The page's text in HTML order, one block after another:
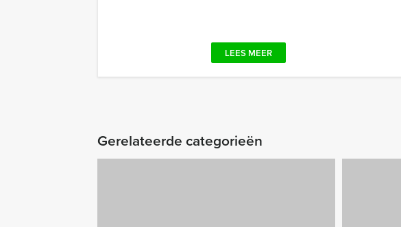
LEES MEER
Gerelateerde categorieën